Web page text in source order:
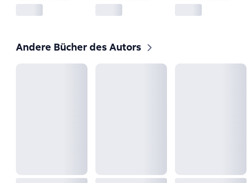
Andere Bücher des Autors